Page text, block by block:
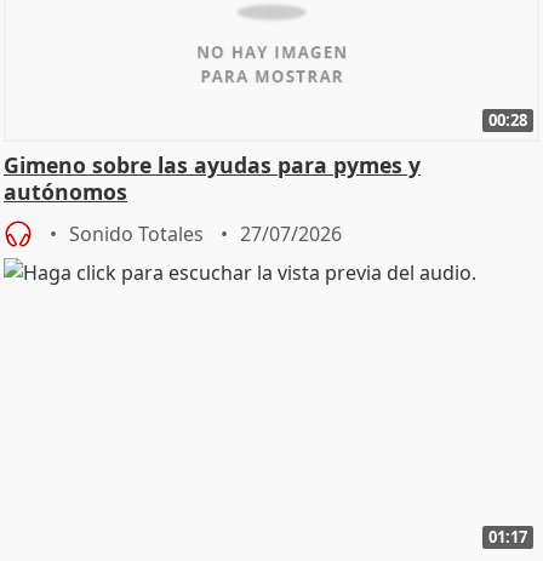
00:28
Gimeno sobre las ayudas para pymes y
autónomos
Sonido Totales 27/07/2026
01:17